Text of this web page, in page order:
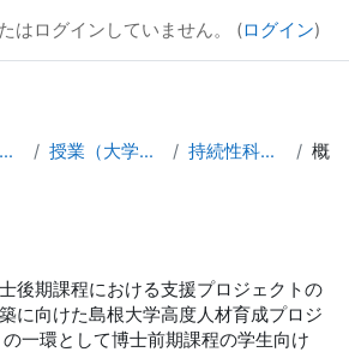
プする
はログインしていません。 (ログイン)
すべてのコース 授業（大学院生向け） 持続性科学とSDGs
後期課程における支援プロジェクトの
に向けた島根大学高度人材育成プロジ
の一環として博士前期課程の学生向け